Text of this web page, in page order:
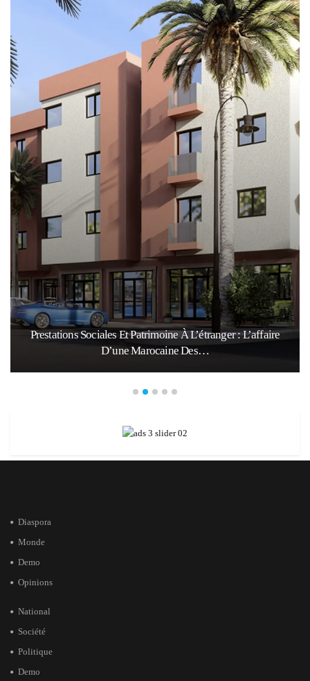
Prestations Sociales Et Patrimoine À L’étranger : L’affaire
D’une Marocaine Des…
Diaspora
Monde
Demo
Opinions
National
Société
Politique
Demo